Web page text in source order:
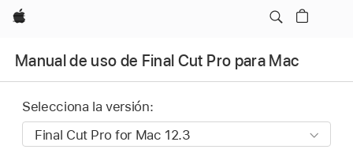
Apple
Manual de uso de Final Cut Pro para Mac
Selecciona la versión: